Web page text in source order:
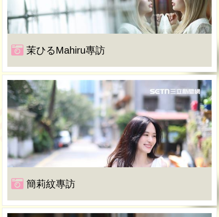
茉ひるMahiru專訪
簡莉紋專訪